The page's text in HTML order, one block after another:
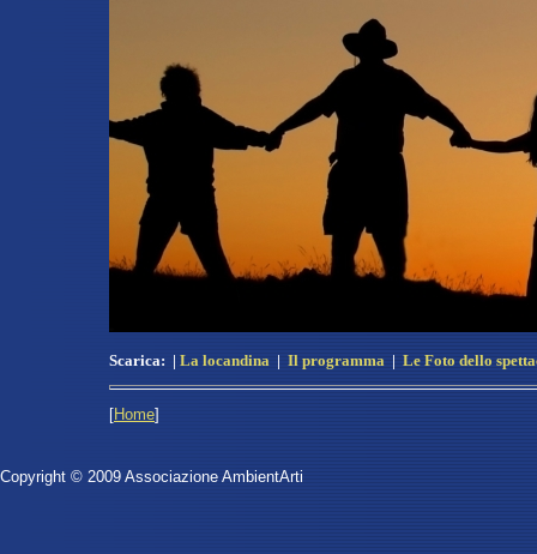
Scarica: | La locandina | Il programma | Le Foto dello
[Home]
Copyright © 2009 Associazione AmbientArti